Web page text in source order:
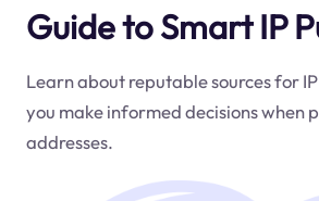
Guide to Smart IP
Learn about reputable sources for
you make informed decisions when
addresses.